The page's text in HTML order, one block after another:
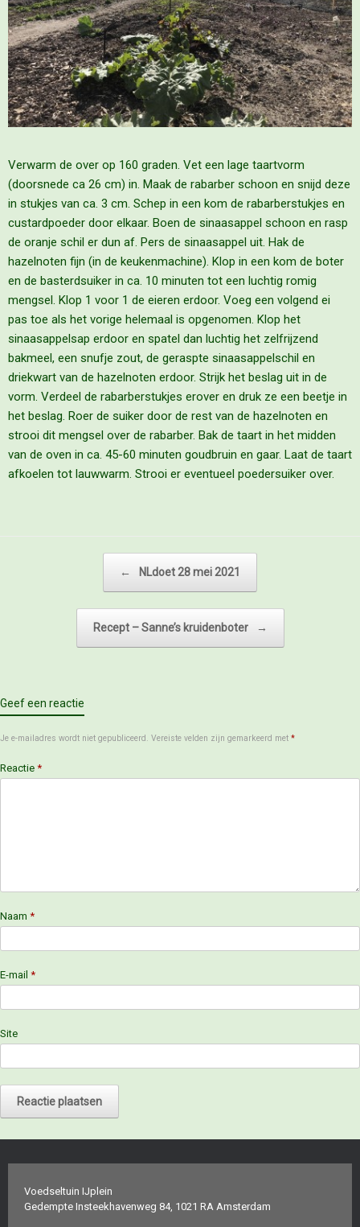
Verwarm de over op 160 graden. Vet een lage taartvorm
(doorsnede ca 26 cm) in. Maak de rabarber schoon en snijd deze
in stukjes van ca. 3 cm. Schep in een kom de rabarberstukjes en
custardpoeder door elkaar. Boen de sinaasappel schoon en rasp
de oranje schil er dun af. Pers de sinaasappel uit. Hak de
hazelnoten fijn (in de keukenmachine). Klop in een kom de boter
en de basterdsuiker in ca. 10 minuten tot een luchtig romig
mengsel. Klop 1 voor 1 de eieren erdoor. Voeg een volgend ei
pas toe als het vorige helemaal is opgenomen. Klop het
sinaasappelsap erdoor en spatel dan luchtig het zelfrijzend
bakmeel, een snufje zout, de geraspte sinaasappelschil en
driekwart van de hazelnoten erdoor. Strijk het beslag uit in de
vorm. Verdeel de rabarberstukjes erover en druk ze een beetje in
het beslag. Roer de suiker door de rest van de hazelnoten en
strooi dit mengsel over de rabarber. Bak de taart in het midden
van de oven in ca. 45-60 minuten goudbruin en gaar. Laat de taart
afkoelen tot lauwwarm. Strooi er eventueel poedersuiker over.
← NLdoet 28 mei 2021
Recept – Sanne’s kruidenboter →
Geef een reactie
Je e-mailadres wordt niet gepubliceerd. Vereiste velden zijn gemarkeerd met *
Reactie *
Naam *
E-mail *
Site
Voedseltuin IJplein
Gedempte Insteekhavenweg 84, 1021 RA Amsterdam